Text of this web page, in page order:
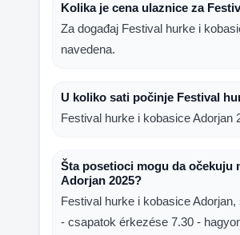
Kolika je cena ulaznice za
Za događaj Festival hurke i
navedena.
U koliko sati počinje Festival
Festival hurke i kobasice Adorjan
Šta posetioci mogu da očekuju
Adorjan 2025?
Festival hurke i kobasice
- csapatok érkezése 7.30 -